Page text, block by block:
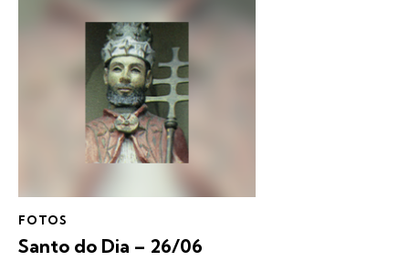
FOTOS
Santo do Dia – 26/06